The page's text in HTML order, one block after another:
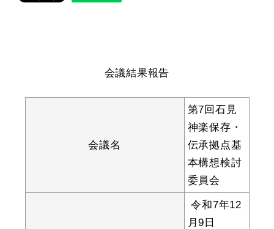
（はまだぐらし）
会議結果報告
会議名
第7回石見
神楽保存・
伝承拠点基
本構想検討
委員会
令和7年12
月9日